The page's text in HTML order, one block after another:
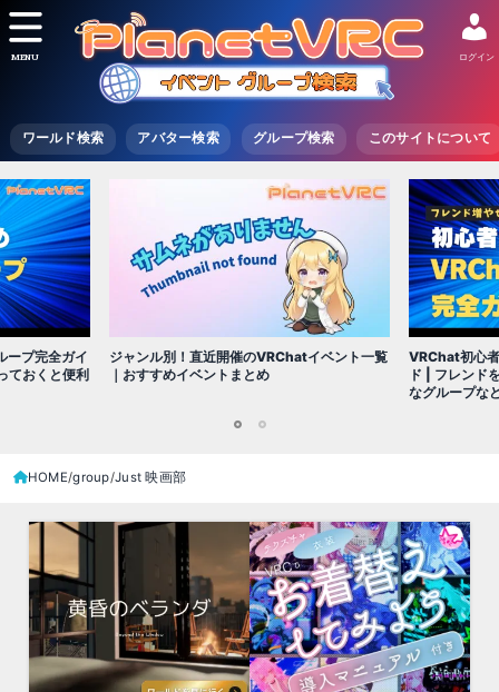
ワールド検索 アバター検索 グループ検索 このサイトについて
ログイン
MENU
ープ完全ガイ
ておくと便利
ジャンル別！直近開催のVRChatイベント一覧
｜おすすめイベントまとめ
VRChat初心
ド | フレンド
なグループな
HOME group Just 映画部